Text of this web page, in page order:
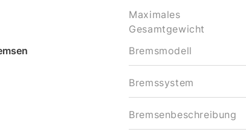
Maximales
Gesamtgewicht
Bremsmodell
Bremssystem
Bremsenbeschreibung